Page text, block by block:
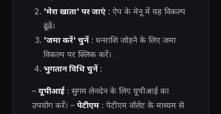
'मेरा खाता' पर जाएं: ऐप के मेनू में यह विकल्प
ढूंढें।
'जमा करें' चुनें: धनराशि जोड़ने के लिए जमा
विकल्प पर क्लिक करें।
भुगतान विधि चुनें:
– यूपीआई : सुगम लेनदेन के लिए यूपीआई का
उपयोग करें। – पेटीएम : पेटीएम वॉलेट के माध्यम से